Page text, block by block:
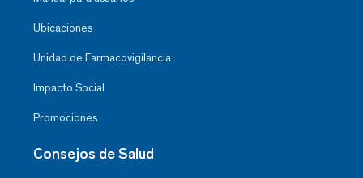
Ubicaciones
Unidad de Farmacovigilancia
Impacto Social
Promociones
Consejos de Salud